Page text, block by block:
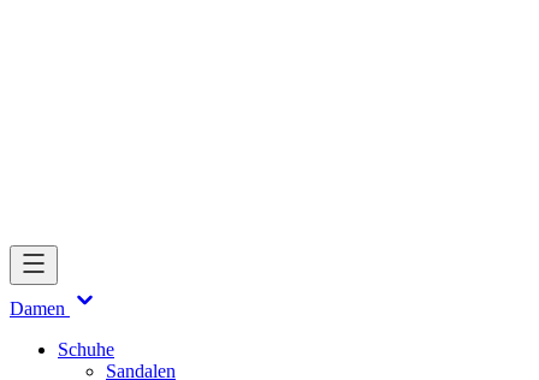
Damen
Schuhe
Sandalen